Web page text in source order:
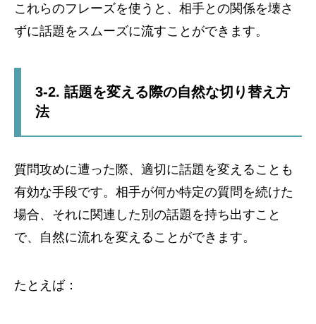
これらのフレーズを使うと、相手との関係を壊さ
ずに話題をスムーズに流すことができます。
3-2. 話題を変える際の自然な切り替え方
法
質問攻めに遭った際、適切に話題を変えることも
有効な手段です。相手が何か特定の質問を続けた
場合、それに関連した別の話題を持ち出すこと
で、自然に流れを変えることができます。
たとえば：